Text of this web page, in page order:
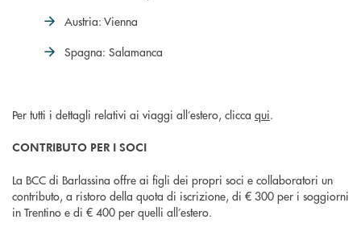
Austria: Vienna
Spagna: Salamanca
Per tutti i dettagli relativi ai viaggi all’estero, clicca qui.
CONTRIBUTO PER I SOCI
La BCC di Barlassina offre ai figli dei propri soci e collaboratori un
contributo, a ristoro della quota di iscrizione, di € 300 per i soggiorni
in Trentino e di € 400 per quelli all’estero.